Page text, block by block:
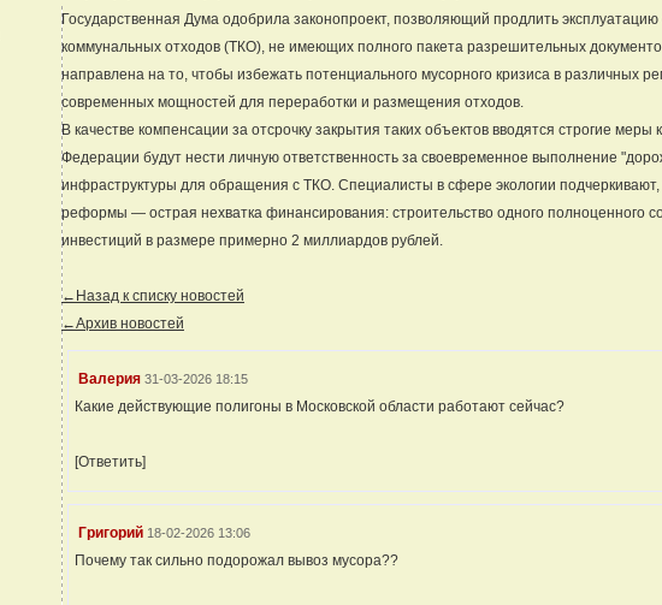
Государственная Дума одобрила законопроект, позволяющий продлить
коммунальных отходов (ТКО), не имеющих полного пакета разрешительных
направлена на то, чтобы избежать потенциального мусорного кризиса в различных
современных мощностей для переработки и размещения отходов.
В качестве компенсации за отсрочку закрытия таких объектов вводятся строгие меры
Федерации будут нести личную ответственность за своевременное выполнение
инфраструктуры для обращения с ТКО. Специалисты в сфере экологии подчеркивают,
реформы — острая нехватка финансирования: строительство одного полноценного
инвестиций в размере примерно 2 миллиардов рублей.
←Назад к списку новостей
←Архив новостей
Валерия 31-03-2026 18:15
Какие действующие полигоны в Московской области работают сейчас?
[Ответить]
Григорий 18-02-2026 13:06
Почему так сильно подорожал вывоз мусора??